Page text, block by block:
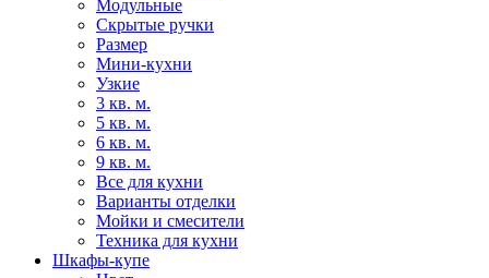
Модульные
Скрытые ручки
Размер
Мини-кухни
Узкие
3 кв. м.
5 кв. м.
6 кв. м.
9 кв. м.
Все для кухни
Варианты отделки
Мойки и смесители
Техника для кухни
Шкафы-купе